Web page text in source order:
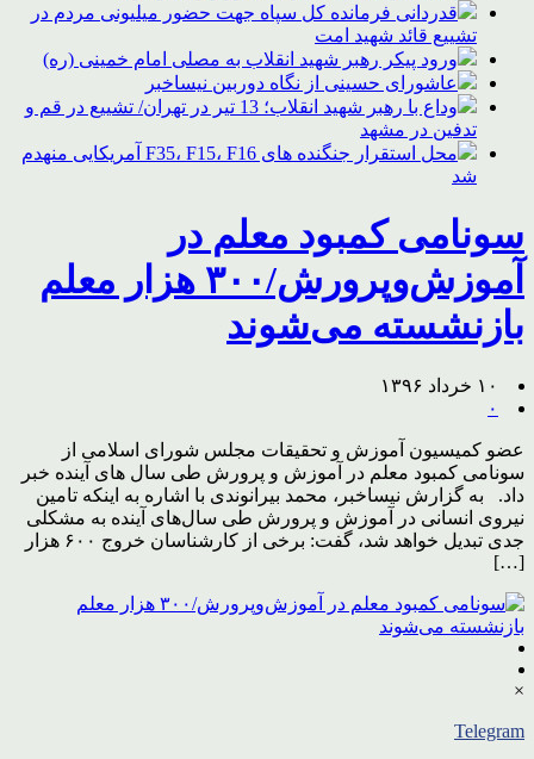
قدردانی فرمانده کل سپاه جهت حضور میلیونی مردم در
تشییع قائد شهید امت
ورود پیکر رهبر شهید انقلاب به مصلی امام خمینی (ره)
عاشورای حسینی از نگاه دوربین نیساخبر
وداع با رهبر شهید انقلاب؛ 13 تیر در تهران/ تشییع در قم و
تدفین در مشهد
محل استقرار جنگنده های F35، F15، F16 آمریکایی منهدم
شد
سونامی کمبود معلم در
آموزش‌وپرورش/۳۰۰ هزار معلم
بازنشسته می‌شوند
۱۰ خرداد ۱۳۹۶
۰
عضو کمیسیون آموزش و تحقیقات مجلس شورای اسلامی از
سونامی کمبود معلم در آموزش و پرورش طی سال های آینده خبر
داد. به گزارش نیساخبر، محمد بیرانوندی با اشاره به اینکه تامین
نیروی انسانی در آموزش و پرورش طی سال‌های آینده به مشکلی
جدی تبدیل خواهد شد، گفت: برخی از کارشناسان خروج ۶۰۰ هزار
[…]
×
Telegram